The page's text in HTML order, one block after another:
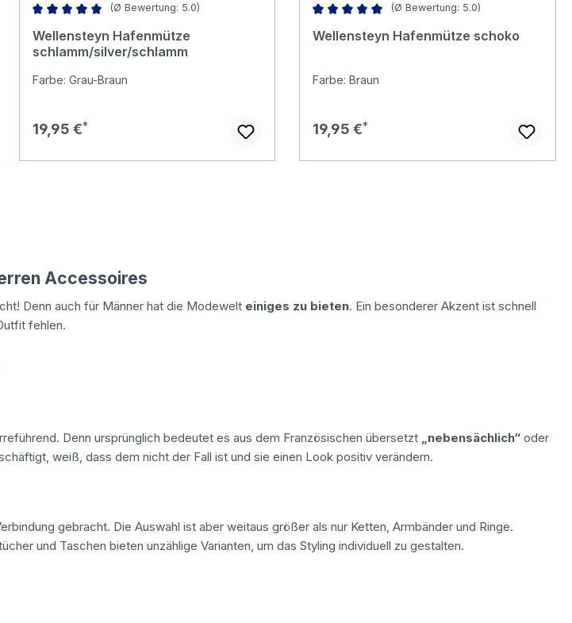
Durchschnittliche Bewertung von 5 von 5 Sternen
(Ø Bewertung: 5.0)
Wellensteyn Hafenmütze
schlamm/silver/schlamm
Farbe: Grau-Braun
Regulärer Preis:
19,95 €
Durchschnittliche Bewertung von 5 von 5
(Ø Bewertung: 5.0)
Wellensteyn Hafenmütze schoko
Farbe: Braun
Regulärer Preis:
19,95 €
Accessoires
Denn auch für Männer hat die Modewelt einiges zu bieten. Ein besonderer Akzent ist schnell
fehlen.
Denn ursprünglich bedeutet es aus dem Französischen übersetzt „nebensächlich“oder
weiß, dass dem nicht der Fall ist und sie einen Look positiv verändern.
gebracht. Die Auswahl ist aber weitaus größer als nur Ketten, Armbänder und Ringe.
und Taschen bieten unzählige Varianten, um das Styling individuell zu gestalten.